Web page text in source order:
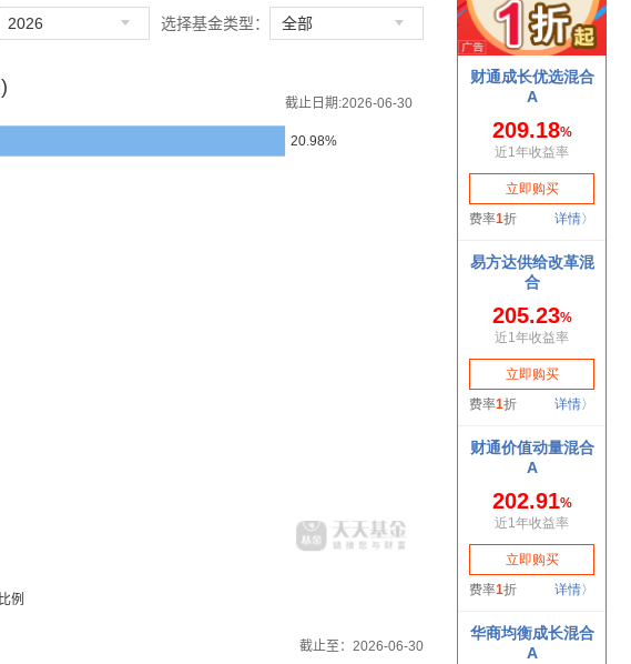
全部 
选择基金类型：
2026 
20.98%
例
截止日期:2026-06-30
截止至：2026-06-30